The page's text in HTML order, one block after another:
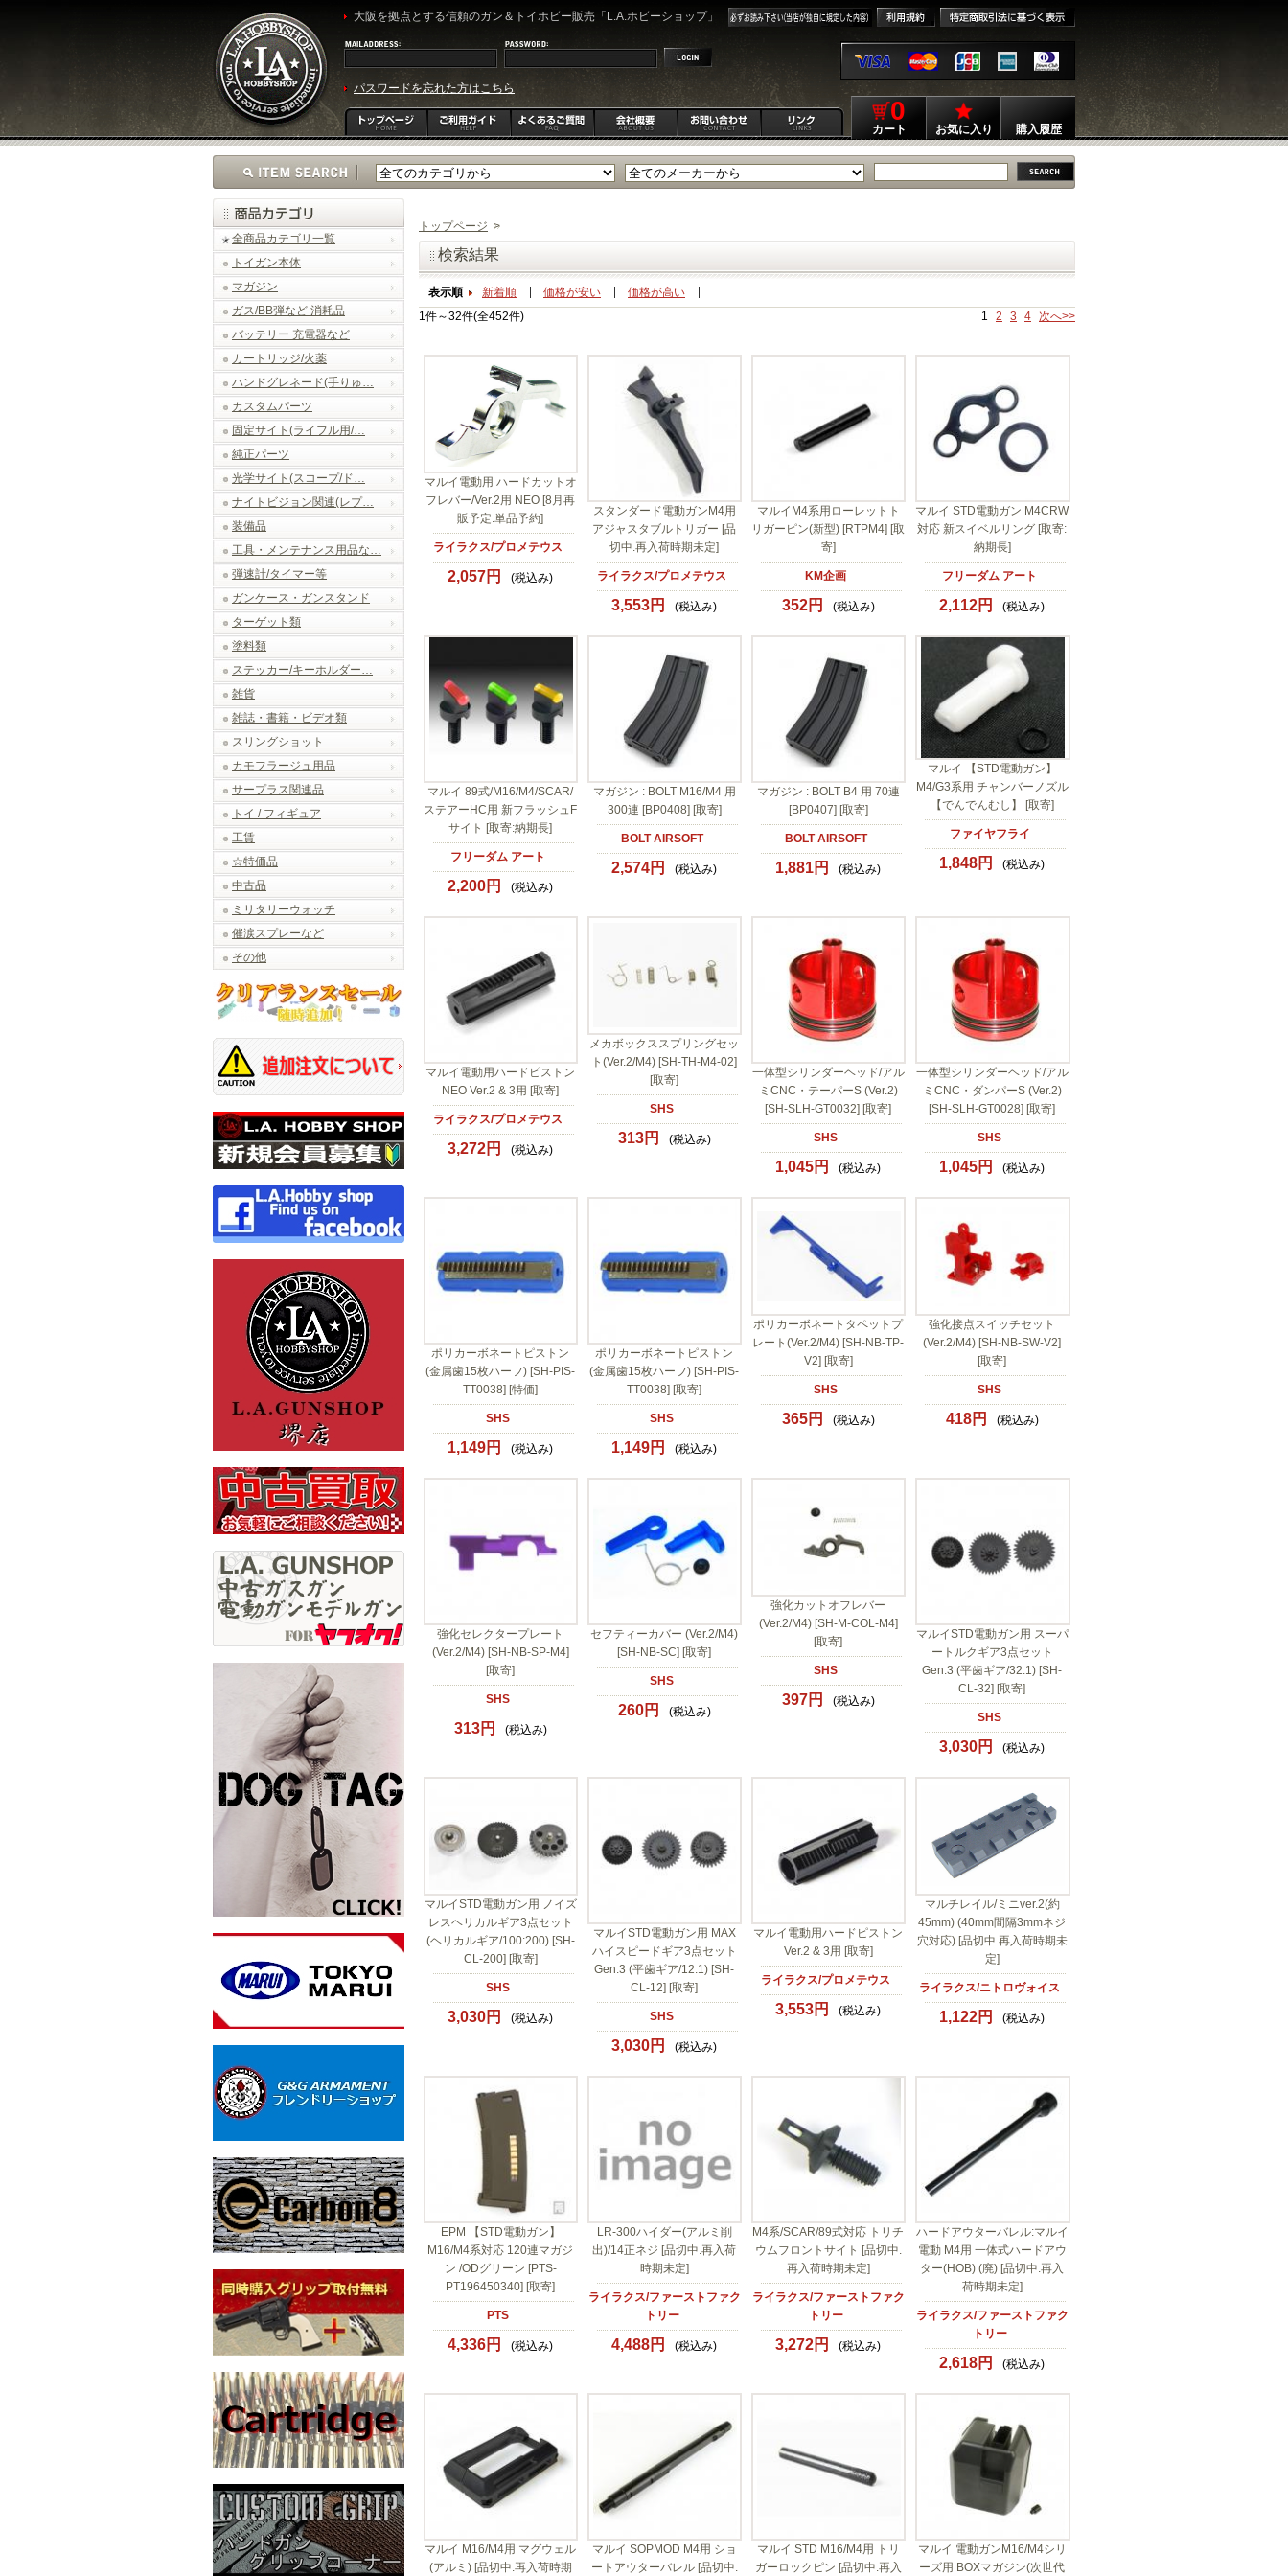
大阪を拠点とする信頼のガン＆トイホビー販売「L.A.ホビーショップ」
パスワードを忘れた方はこちら
0
カート お気に入り 購入履歴
全商品カテゴリ一覧
トイガン本体
マガジン
ガス/BB弾など 消耗品
バッテリー 充電器など
カートリッジ/火薬
ハンドグレネード(手りゅ…
カスタムパーツ
固定サイト(ライフル用/…
純正パーツ
光学サイト(スコープ/ド…
ナイトビジョン関連(レプ…
装備品
工具・メンテナンス用品な…
弾速計/タイマー等
ガンケース・ガンスタンド
ターゲット類
塗料類
ステッカー/キーホルダー…
雑貨
雑誌・書籍・ビデオ類
スリングショット
カモフラージュ用品
サープラス関連品
トイ / フィギュア
工賃
☆特価品
中古品
ミリタリーウォッチ
催涙スプレーなど
その他
トップページ >
検索結果
表示順 新着順 価格が安い
価格が高い
1件～32件(全452件)
1 2 3 4 次へ>>
マルイ電動用 ハードカットオ
フレバー/Ver.2用 NEO [8月再
販予定.単品予約]
ライラクス/プロメテウス
2,057円 (税込み)
スタンダード電動ガンM4用
アジャスタブルトリガー [品
切中.再入荷時期未定]
ライラクス/プロメテウス
3,553円 (税込み)
マルイM4系用ローレットト
リガーピン(新型) [RTPM4] [取
寄]
KM企画
352円 (税込み)
マルイ STD電動ガン M4CRW
対応 新スイベルリング [取寄:
納期長]
フリーダム アート
2,112円 (税込み)
マルイ 89式/M16/M4/SCAR/
ステアーHC用 新フラッシュF
サイト [取寄:納期長]
フリーダム アート
2,200円 (税込み)
マガジン : BOLT M16/M4 用
300連 [BP0408] [取寄]
BOLT AIRSOFT
2,574円 (税込み)
マガジン : BOLT B4 用 70連
[BP0407] [取寄]
BOLT AIRSOFT
1,881円 (税込み)
マルイ 【STD電動ガン】
M4/G3系用 チャンバーノズル
【でんでんむし】 [取寄]
ファイヤフライ
1,848円 (税込み)
マルイ電動用ハードピストン
NEO Ver.2 & 3用 [取寄]
ライラクス/プロメテウス
3,272円 (税込み)
メカボックススプリングセッ
ト(Ver.2/M4) [SH-TH-M4-02]
[取寄]
SHS
313円 (税込み)
一体型シリンダーヘッド/アル
ミCNC・テーパーS (Ver.2)
[SH-SLH-GT0032] [取寄]
SHS
1,045円 (税込み)
一体型シリンダーヘッド/アル
ミCNC・ダンパーS (Ver.2)
[SH-SLH-GT0028] [取寄]
SHS
1,045円 (税込み)
ポリカーボネートピストン
(金属歯15枚ハーフ) [SH-PIS-
TT0038] [特価]
SHS
1,149円 (税込み)
ポリカーボネートピストン
(金属歯15枚ハーフ) [SH-PIS-
TT0038] [取寄]
SHS
1,149円 (税込み)
ポリカーボネートタペットプ
レート(Ver.2/M4) [SH-NB-TP-
V2] [取寄]
SHS
365円 (税込み)
強化接点スイッチセット
(Ver.2/M4) [SH-NB-SW-V2]
[取寄]
SHS
418円 (税込み)
強化セレクタープレート
(Ver.2/M4) [SH-NB-SP-M4]
[取寄]
SHS
313円 (税込み)
セフティーカバー (Ver.2/M4)
[SH-NB-SC] [取寄]
SHS
260円 (税込み)
強化カットオフレバー
(Ver.2/M4) [SH-M-COL-M4]
[取寄]
SHS
397円 (税込み)
マルイSTD電動ガン用 スーパ
ートルクギア3点セット
Gen.3 (平歯ギア/32:1) [SH-
CL-32] [取寄]
SHS
3,030円 (税込み)
マルイSTD電動ガン用 ノイズ
レスヘリカルギア3点セット
(ヘリカルギア/100:200) [SH-
CL-200] [取寄]
SHS
3,030円 (税込み)
マルイSTD電動ガン用 MAX
ハイスピードギア3点セット
Gen.3 (平歯ギア/12:1) [SH-
CL-12] [取寄]
SHS
3,030円 (税込み)
マルイ電動用ハードピストン
Ver.2 & 3用 [取寄]
ライラクス/プロメテウス
3,553円 (税込み)
マルチレイル/ミニver.2(約
45mm) (40mm間隔3mmネジ
穴対応) [品切中.再入荷時期未
定]
ライラクス/ニトロヴォイス
1,122円 (税込み)
EPM 【STD電動ガン】
M16/M4系対応 120連マガジ
ン /ODグリーン [PTS-
PT196450340] [取寄]
PTS
4,336円 (税込み)
LR-300ハイダー(アルミ削
出)/14正ネジ [品切中.再入荷
時期未定]
ライラクス/ファーストファク
トリー
4,488円 (税込み)
M4系/SCAR/89式対応 トリチ
ウムフロントサイト [品切中.
再入荷時期未定]
ライラクス/ファーストファク
トリー
3,272円 (税込み)
ハードアウターバレル:マルイ
電動 M4用 一体式ハードアウ
ター(HOB) (廃) [品切中.再入
荷時期未定]
ライラクス/ファーストファク
トリー
2,618円 (税込み)
マルイ M16/M4用 マグウェル
(アルミ) [品切中.再入荷時期
マルイ SOPMOD M4用 ショ
ートアウターバレル [品切中.
マルイ STD M16/M4用 トリ
ガーロックピン [品切中.再入
マルイ 電動ガンM16/M4シリ
ーズ用 BOXマガジン(次世代